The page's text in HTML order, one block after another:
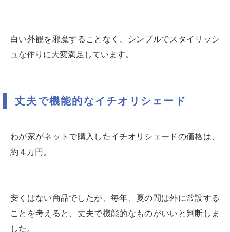
白い外観を邪魔することなく、シンプルでスタイリッシ
ュな作りに大変満足しています。
丈夫で機能的なイチオリシェード
わが家がネットで購入したイチオリシェードの価格は、
約４万円。
安くはない商品でしたが、毎年、夏の間は外に常設する
ことを考えると、丈夫で機能的なものがいいと判断しま
した。